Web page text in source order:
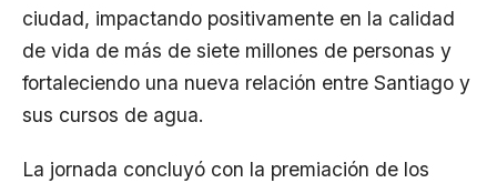
ciudad, impactando positivamente en la calidad
de vida de más de siete millones de personas y
fortaleciendo una nueva relación entre Santiago y
sus cursos de agua.
La jornada concluyó con la premiación de los